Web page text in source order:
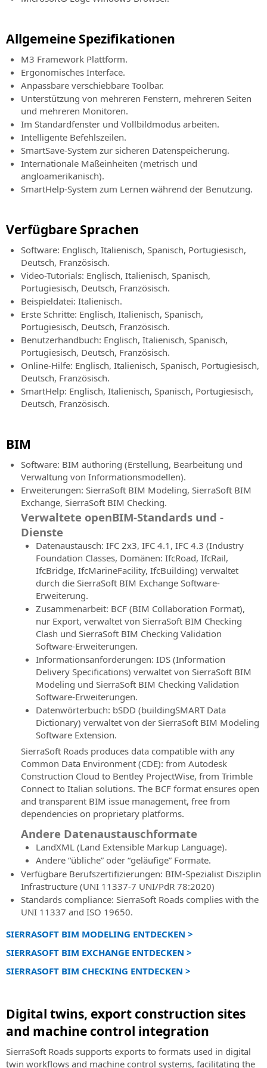
BIM-
die
und
Hydraulikplanung
SierraSoft
Rails
BIM-
Software
für
die
Eisenbahnplanung
BIM-
Software
für
die
Straßen-
und
Autobahnplanung
SierraSoft
Hydro
BIM-
Software
hydraulische
Planung
Land
Design
Studio
BIM-
Software
Berechnung,
3D-
Modellierung
Analyse
SierraSoft
Land
Software
Modellierung
Analyse
SierraSoft
Survey
Software
Berechnung
und
Ausgleichung
von
topographischen
Messungen
für
Rechnungen,
Lizenzen
und
Produkte
ohne
Servicevertrag
SierraSoft
Training
Live-
und
Kurse
SierraSoft
Coaching
Remote-
Expertenhilfe
SierraSoft
Consulting
Technische
Beratung
Zusammenhang
mit
der
Implementierung
von
SierraSoft-
Lösungen
BIM
Accelerator
Beratung
und
Unterstützung
Anwendung
BIM-
Methode
Expertenzertifizierung
Fachkenntnisse
SierraSoft
Education
Vervollständigen
Ihre
Ausbildung
mit
Kenntnissen
und
Fähigkeiten
über
SierraSoft-
Produkte
Veranstaltung
“Online
-
Live”
Alle
Informationen
über
kommende
“Online
-
Live”
Veranstaltungen
Funktionalitäten
die
Planung
komplexer
Straßeninfrastrukturen
mit
der
Software
SierraSoft
Roads.
Versuchen
jetzt
die
Testversion
herunter
und
testen
Sie
ihre
Leistungsfähigkeit!
Kaufen
Allgemeine Spezifikationen
M3 Framework Plattform.
Ergonomisches Interface.
Anpassbare verschiebbare Toolbar.
Unterstützung von mehreren Fenstern, mehreren Seiten
und mehreren Monitoren.
Im Standardfenster und Vollbildmodus arbeiten.
Intelligente Befehlszeilen.
SmartSave-System zur sicheren Datenspeicherung.
Internationale Maßeinheiten (metrisch und
angloamerikanisch).
SmartHelp-System zum Lernen während der Benutzung.
Verfügbare Sprachen
Software: Englisch, Italienisch, Spanisch, Portugiesisch,
Deutsch, Französisch.
Video-Tutorials: Englisch, Italienisch, Spanisch,
Portugiesisch, Deutsch, Französisch.
Beispieldatei: Italienisch.
Erste Schritte: Englisch, Italienisch, Spanisch,
Portugiesisch, Deutsch, Französisch.
Benutzerhandbuch: Englisch, Italienisch, Spanisch,
Portugiesisch, Deutsch, Französisch.
Online-Hilfe: Englisch, Italienisch, Spanisch, Portugiesisch,
Deutsch, Französisch.
SmartHelp: Englisch, Italienisch, Spanisch, Portugiesisch,
Deutsch, Französisch.
BIM
Software: BIM authoring (Erstellung, Bearbeitung und
Verwaltung von Informationsmodellen).
Erweiterungen: SierraSoft BIM Modeling, SierraSoft BIM
Exchange, SierraSoft BIM Checking.
Verwaltete openBIM-Standards und -
Dienste
Datenaustausch: IFC 2x3, IFC 4.1, IFC 4.3 (Industry
Foundation Classes, Domänen: IfcRoad, IfcRail,
IfcBridge, IfcMarineFacility, IfcBuilding) verwaltet
durch die SierraSoft BIM Exchange Software-
Erweiterung.
Zusammenarbeit: BCF (BIM Collaboration Format),
nur Export, verwaltet von SierraSoft BIM Checking
Clash und SierraSoft BIM Checking Validation
Software-Erweiterungen.
Informationsanforderungen: IDS (Information
Delivery Specifications) verwaltet von SierraSoft BIM
Modeling und SierraSoft BIM Checking Validation
Software-Erweiterungen.
Datenwörterbuch: bSDD (buildingSMART Data
Dictionary) verwaltet von der SierraSoft BIM Modeling
Software Extension.
SierraSoft Roads produces data compatible with any
Common Data Environment (CDE): from Autodesk
Construction Cloud to Bentley ProjectWise, from Trimble
Connect to Italian solutions. The BCF format ensures open
and transparent BIM issue management, free from
dependencies on proprietary platforms.
Andere Datenaustauschformate
LandXML (Land Extensible Markup Language).
Andere “übliche” oder “geläufige” Formate.
Verfügbare Berufszertifizierungen: BIM-Spezialist Disziplin
Infrastructure (UNI 11337-7 UNI/PdR 78:2020)
Standards compliance: SierraSoft Roads complies with the
UNI 11337 and ISO 19650.
SIERRASOFT BIM MODELING ENTDECKEN >
SIERRASOFT BIM EXCHANGE ENTDECKEN >
SIERRASOFT BIM CHECKING ENTDECKEN >
Digital twins, export construction sites
and machine control integration
SierraSoft Roads supports exports to formats used in digital
twin workflows and machine control systems, facilitating the